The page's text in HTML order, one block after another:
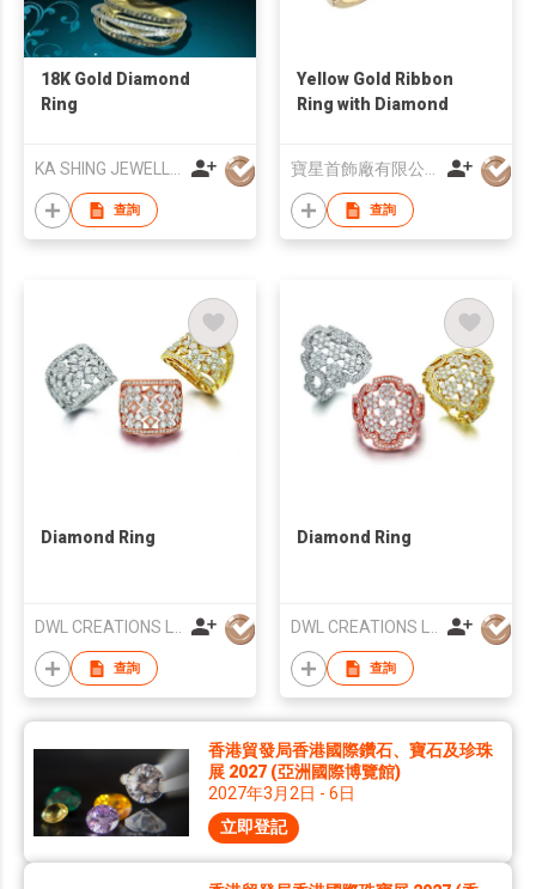
18K Gold Diamond
Ring
查詢
Yellow Gold Ribbon
Ring with Diamond
查詢
Diamond Ring
DWL CREATIONS LTD
查詢
Diamond Ring
DWL CREATIONS LTD
查詢
香港貿發局香港國際鑽石、寶石及珍珠
展 2027 (亞洲國際博覽館)
2027年3月2日 - 6日
立即登記